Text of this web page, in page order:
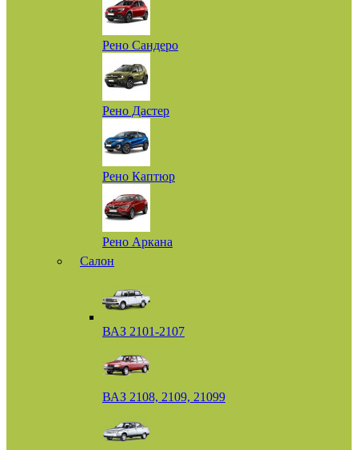
Рено Сандеро
Рено Дастер
Рено Каптюр
Рено Аркана
Салон
ВАЗ 2101-2107
ВАЗ 2108, 2109, 21099